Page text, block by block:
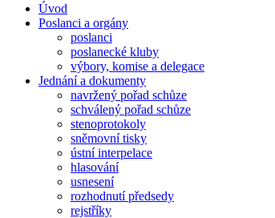
Úvod
Poslanci a orgány
poslanci
poslanecké kluby
výbory, komise a delegace
Jednání a dokumenty
navržený pořad schůze
schválený pořad schůze
stenoprotokoly
sněmovní tisky
ústní interpelace
hlasování
usnesení
rozhodnutí předsedy
rejstříky